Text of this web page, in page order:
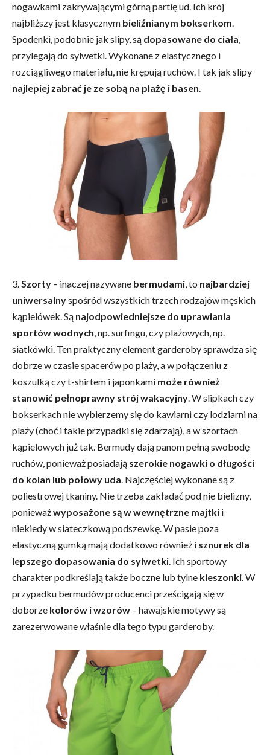
nogawkami zakrywającymi górną partię ud. Ich krój
najbliższy jest klasycznym bieliźnianym bokserkom.
Spodenki, podobnie jak slipy, są dopasowane do ciała,
przylegają do sylwetki. Wykonane z elastycznego i
rozciągliwego materiału, nie krępują ruchów. I tak jak slipy
najlepiej zabrać je ze sobą na plażę i basen.
3.Szorty – inaczej nazywane bermudami, to najbardziej
uniwersalnyspośród wszystkich trzech rodzajów męskich
kąpielówek. Są najodpowiedniejsze do uprawiania
sportów wodnych, np. surfingu, czy plażowych, np.
siatkówki. Ten praktyczny element garderoby sprawdza się
dobrze w czasie spacerów po plaży, a w połączeniu z
koszulką czy t-shirtem i japonkami może również
stanowić pełnoprawny strój wakacyjny. W slipkach czy
bokserkach nie wybierzemy się do kawiarni czy lodziarni na
plaży (choć i takie przypadki się zdarzają), a w szortach
kąpielowych już tak. Bermudy dają panom pełną swobodę
ruchów, ponieważ posiadają szerokie nogawki o długości
do kolan lub połowy uda. Najczęściej wykonane są z
poliestrowej tkaniny. Nie trzeba zakładać pod nie bielizny,
ponieważwyposażone są w wewnętrzne majtki i
niekiedy w siateczkową podszewkę. W pasie poza
elastyczną gumką mają dodatkowo również i sznurek dla
lepszego dopasowania do sylwetki. Ich sportowy
charakter podkreślają także boczne lub tylne kieszonki. W
przypadku bermudów producenci prześcigają się w
doborze kolorów i wzorów – hawajskie motywy są
zarezerwowane właśnie dla tego typu garderoby.